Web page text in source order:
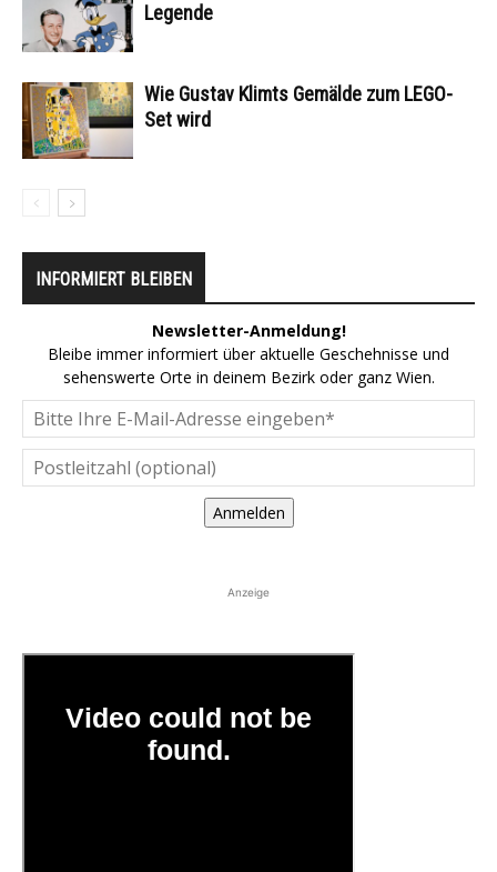
Legende
Wie Gustav Klimts Gemälde zum LEGO-
Set wird
INFORMIERT BLEIBEN
Newsletter-Anmeldung!
Bleibe immer informiert über aktuelle Geschehnisse und
sehenswerte Orte in deinem Bezirk oder ganz Wien.
Anmelden
Anzeige